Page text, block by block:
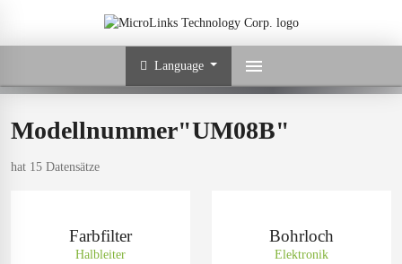
Language
Modellnummer"UM08B"
hat 15 Datensätze
Farbfilter
Halbleiter
Bohrloch
Elektronik